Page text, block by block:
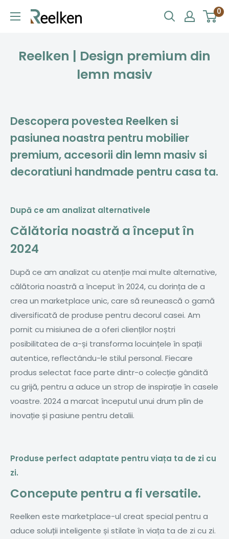
Reelken 0
Reelken | Design premium din
lemn masiv
Descopera povestea Reelken si
pasiunea noastra pentru mobilier
premium, accesorii din lemn masiv si
decoratiuni handmade pentru casa ta.
După ce am analizat alternativele
Călătoria noastră a început în
2024
După ce am analizat cu atenție mai multe alternative,
călătoria noastră a început în 2024, cu dorința de a
crea un marketplace unic, care să reunească o gamă
diversificată de produse pentru decorul casei. Am
pornit cu misiunea de a oferi clienților noștri
posibilitatea de a-și transforma locuințele în spații
autentice, reflectându-le stilul personal. Fiecare
produs selectat face parte dintr-o colecție gândită
cu grijă, pentru a aduce un strop de inspirație în casele
voastre. 2024 a marcat începutul unui drum plin de
inovație și pasiune pentru detalii.
Produse perfect adaptate pentru viața ta de zi cu
zi.
Concepute pentru a fi versatile.
Reelken este marketplace-ul creat special pentru a
aduce soluții inteligente și stilate în viața ta de zi cu zi.